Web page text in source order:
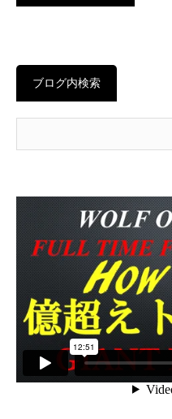
ブログ内検索